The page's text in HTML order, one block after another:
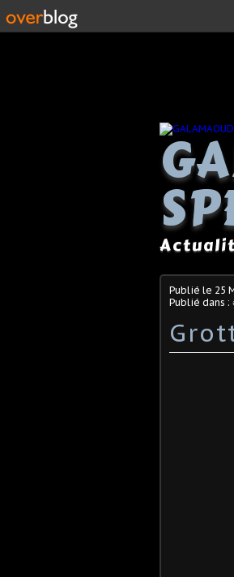
Publié le 25
Publié dans :